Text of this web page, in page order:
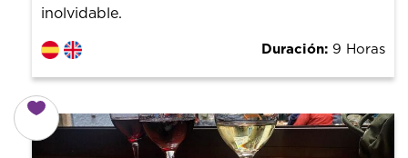
inolvidable.
Duración: 9 Horas